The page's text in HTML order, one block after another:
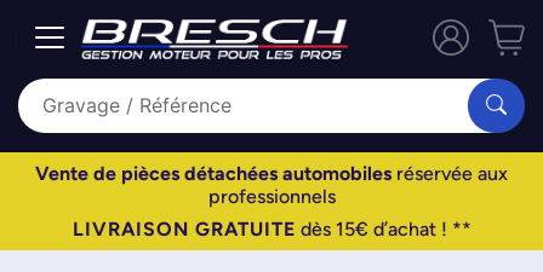
Vente de pièces détachées automobiles réservée aux
professionnels
LIVRAISON GRATUITE dès 15€ d’achat ! **